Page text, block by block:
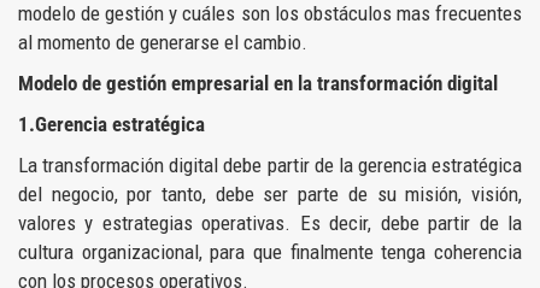
modelo de gestión y cuáles son los obstáculos mas frecuentes
al momento de generarse el cambio.
Modelo de gestión empresarial en la transformación digital
1.Gerencia estratégica
La transformación digital debe partir de la gerencia estratégica
del negocio, por tanto, debe ser parte de su misión, visión,
valores y estrategias operativas. Es decir, debe partir de la
cultura organizacional, para que finalmente tenga coherencia
con los procesos operativos.